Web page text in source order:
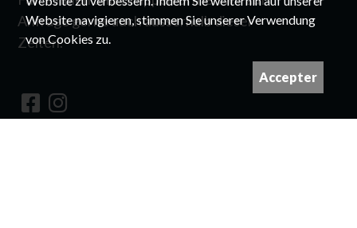
Anfrage gerne auch ausserhalb dieser
Zeiten.
Website navigieren, stimmen Sie unserer Verwendung
von Cookies zu.
Accepter